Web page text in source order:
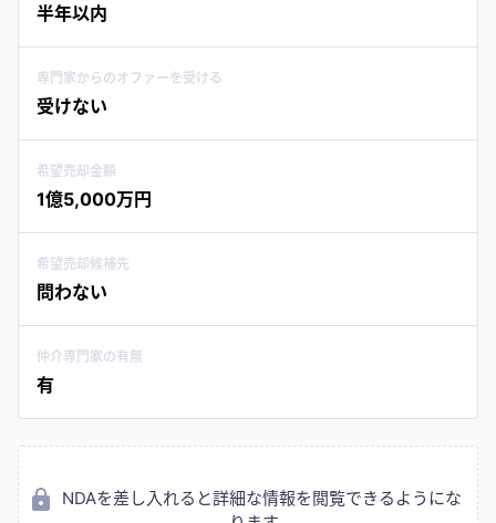
半年以内
専門家からのオファーを受ける
受けない
希望売却金額
1億5,000万円
希望売却候補先
問わない
仲介専門家の有無
有
NDAを差し入れると詳細な情報を閲覧できるようにな